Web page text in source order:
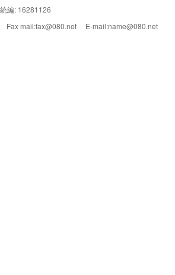
編: 16281126
Fax mail:fax@080.net E-mail:name@080.net